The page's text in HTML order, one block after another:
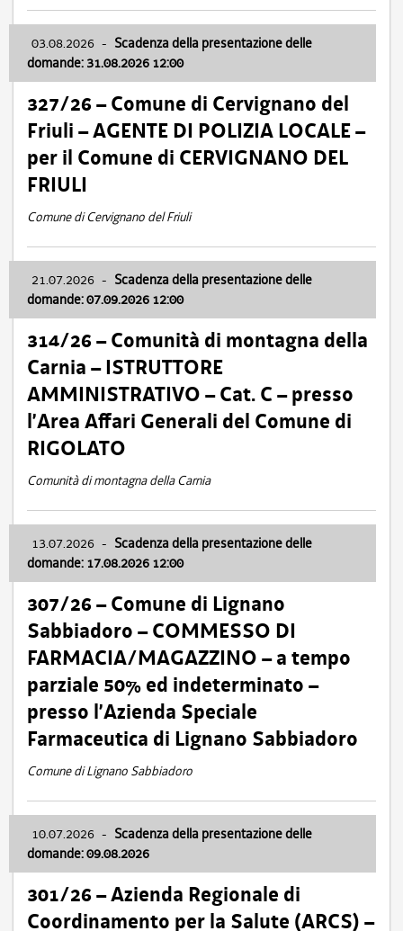
03.08.2026 - Scadenza della presentazione delle
domande: 31.08.2026 12:00
327/26 – Comune di Cervignano del
Friuli – AGENTE DI POLIZIA LOCALE –
per il Comune di CERVIGNANO DEL
FRIULI
Comune di Cervignano del Friuli
21.07.2026 - Scadenza della presentazione delle
domande: 07.09.2026 12:00
314/26 – Comunità di montagna della
Carnia – ISTRUTTORE
AMMINISTRATIVO – Cat. C – presso
l’Area Affari Generali del Comune di
RIGOLATO
Comunità di montagna della Carnia
13.07.2026 - Scadenza della presentazione delle
domande: 17.08.2026 12:00
307/26 – Comune di Lignano
Sabbiadoro – COMMESSO DI
FARMACIA/MAGAZZINO – a tempo
parziale 50% ed indeterminato –
presso l’Azienda Speciale
Farmaceutica di Lignano Sabbiadoro
Comune di Lignano Sabbiadoro
10.07.2026 - Scadenza della presentazione delle
domande: 09.08.2026
301/26 – Azienda Regionale di
Coordinamento per la Salute (ARCS) –